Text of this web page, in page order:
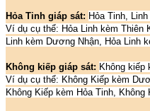
Hỏa Tinh giáp sát: Hỏa Tinh,
Ví dụ cụ thể: Hỏa Linh kèm Thiên
Linh kèm Dương Nhận, Hỏa Linh
Không kiếp giáp sát: Không kiếp
Ví dụ cụ thể: Không Kiếp kèm
Không Kiếp kèm Hỏa Tinh, Không